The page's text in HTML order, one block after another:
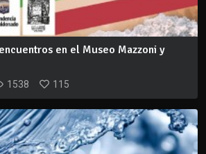
en el Museo Mazzoni y
1538 115